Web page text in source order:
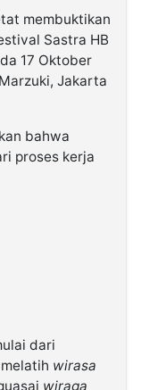
membuktikan
Sastra HB
17 Oktober
Jakarta
bahwa
proses kerja
dari
wirasa
wiraga